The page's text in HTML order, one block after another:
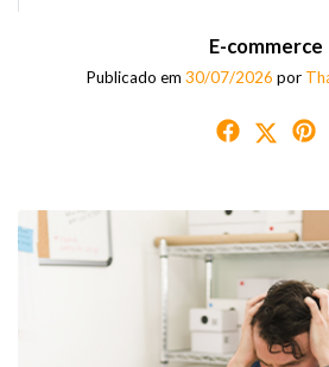
E-commerce
Publicado em 30/07/2026 por